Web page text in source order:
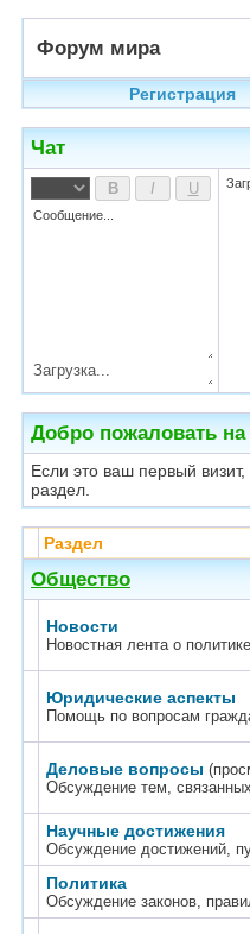
Форум мира
Регистрация
Чат
Добро пожаловать
Если это ваш первый
раздел.
Раздел
Общество
Новости
Новостная лента о
Юридические аспекты
Помощь по вопросам
Деловые вопросы
Обсуждение тем,
Научные достижения
Обсуждение достижений,
Политика
Обсуждение законов,